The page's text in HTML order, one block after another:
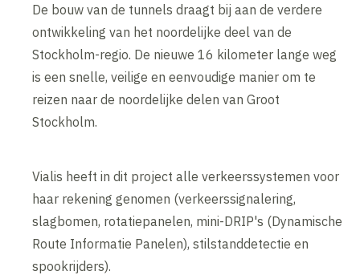
De bouw van de tunnels draagt bij aan de verdere
ontwikkeling van het noordelijke deel van de
Stockholm-regio. De nieuwe 16 kilometer lange weg
is een snelle, veilige en eenvoudige manier om te
reizen naar de noordelijke delen van Groot
Stockholm.
Vialis heeft in dit project alle verkeerssystemen voor
haar rekening genomen (verkeerssignalering,
slagbomen, rotatiepanelen, mini-DRIP's (Dynamische
Route Informatie Panelen), stilstanddetectie en
spookrijders).